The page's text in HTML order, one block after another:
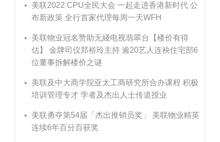
美联2022 CPU全民大会 一起走进香港新时代 公
布新政策 全行首家代理每周一天WFH
美联物业冠名赞助无綫电视翡翠台【楼价有得
估】 金牌司仪郑裕玲主持 逾20艺人连袂住宅部6
位董事拆解楼价之谜
美联及中大商学院亚太工商研究所合办课程 积极
培训管理专才 学者及杰出人士传道授业
美联勇夺第54届「杰出推销员奖」 美联物业精英
连续6年百分百获奖